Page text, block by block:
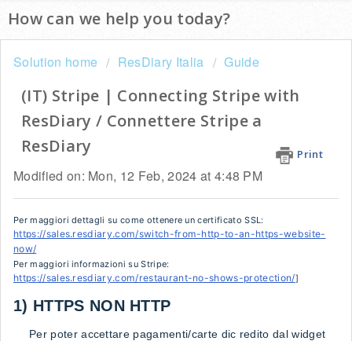
How can we help you today?
Solution home ResDiary Italia Guide
(IT) Stripe | Connecting Stripe with
ResDiary / Connettere Stripe a
ResDiary
Print
Modified on: Mon, 12 Feb, 2024 at 4:48 PM
Per maggiori dettagli su come ottenere un certificato SSL:
https://sales.resdiary.com/switch-from-http-to-an-https-website-
now/
Per maggiori informazioni su Stripe:
https://sales.resdiary.com/restaurant-no-shows-protection/]
1) HTTPS NON HTTP
Per poter accettare pagamenti/carte dic redito dal widget